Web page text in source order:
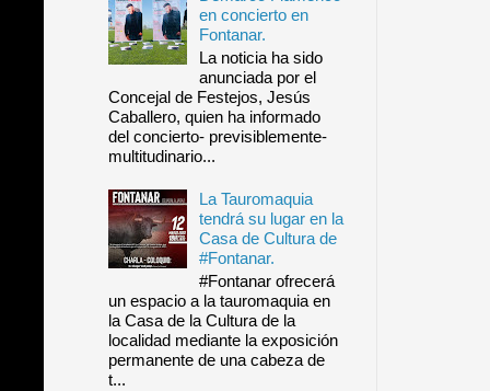
en concierto en
Fontanar.
La noticia ha sido
anunciada por el
Concejal de Festejos, Jesús
Caballero, quien ha informado
del concierto- previsiblemente-
multitudinario...
La Tauromaquia
tendrá su lugar en la
Casa de Cultura de
#Fontanar.
#Fontanar ofrecerá
un espacio a la tauromaquia en
la Casa de la Cultura de la
localidad mediante la exposición
permanente de una cabeza de
t...